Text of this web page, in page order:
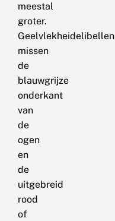
meestal
groter.
Geelvlekheidelibellen
missen
de
blauwgrijze
onderkant
van
de
ogen
en
de
uitgebreid
rood
of